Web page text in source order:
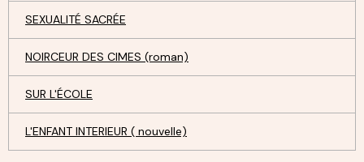
SEXUALITÉ SACRÉE
NOIRCEUR DES CIMES (roman)
SUR L'ÉCOLE
L'ENFANT INTERIEUR ( nouvelle)